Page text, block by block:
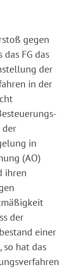
gegen
FG das
der
in der
der
in
(AO)
ihren
der
einer
hat das